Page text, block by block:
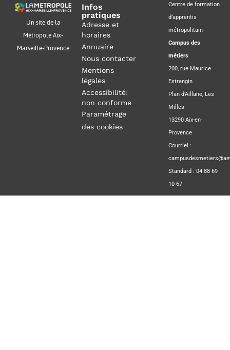
Un site de la
Métropole Aix-
Marseille-Provence
Infos
pratiques
Adresse et
horaires
Annuaire
Nous contacter
Mentions
légales
Accessibilité:
non conforme
Paramétrage
des cookies
Centre de formation
d’apprentis
métropolitain
Campus des
métiers
200, rue Maurice
Estrangin
Plan d’Aillane, Les
Milles
13290 Aix-en-
Provence
Courriel :
Standard : 04 88 69
10 67